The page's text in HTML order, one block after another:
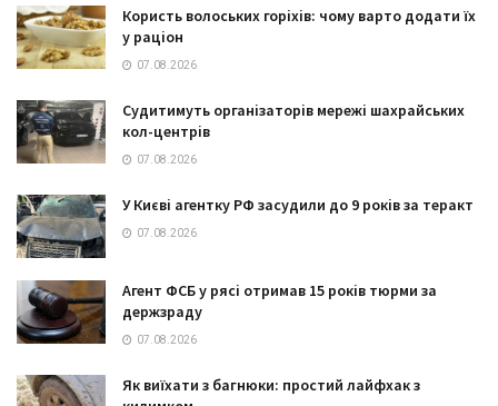
Користь волоських горіхів: чому варто додати їх
у раціон
07.08.2026
Судитимуть організаторів мережі шахрайських
кол-центрів
07.08.2026
У Києві агентку РФ засудили до 9 років за теракт
07.08.2026
Агент ФСБ у рясі отримав 15 років тюрми за
держзраду
07.08.2026
Як виїхати з багнюки: простий лайфхак з